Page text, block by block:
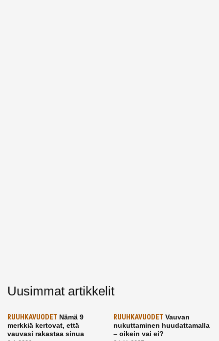
Uusimmat artikkelit
RUUHKAVUODET Nämä 9
merkkiä kertovat, että
vauvasi rakastaa sinua
RUUHKAVUODETVauvan
nukuttaminen huudattamalla
– oikein vai ei?